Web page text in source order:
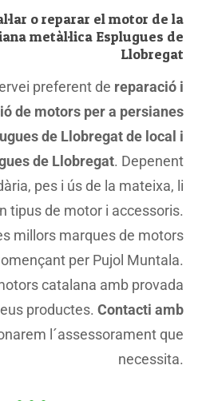
o reparar el motor de la
metàl·lica Esplugues de
Llobregat
preferent de reparació i
de motors per a persianes
de Llobregat de local i
de Llobregat. Depenent
pes i ús de la mateixa, li
tipus de motor i accessoris.
millors marques de motors
per Pujol Muntala.
catalana amb provada
productes. Contacti amb
l´assessorament que
necessita.